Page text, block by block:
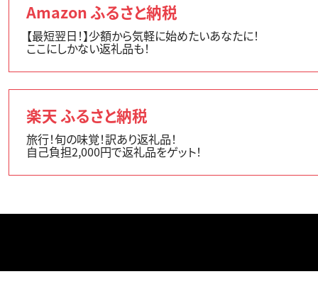
Amazon ふるさと納税
【最短翌日！】少額から気軽に始めたいあなたに！
ここにしかない返礼品も！
楽天 ふるさと納税
旅行！旬の味覚！訳あり返礼品！
自己負担2,000円で返礼品をゲット！